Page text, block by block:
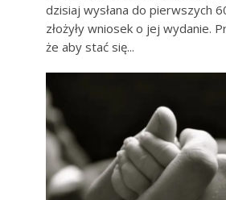
dzisiaj wysłana do pierwszych
złożyły wniosek o jej wydanie.
że aby stać się...